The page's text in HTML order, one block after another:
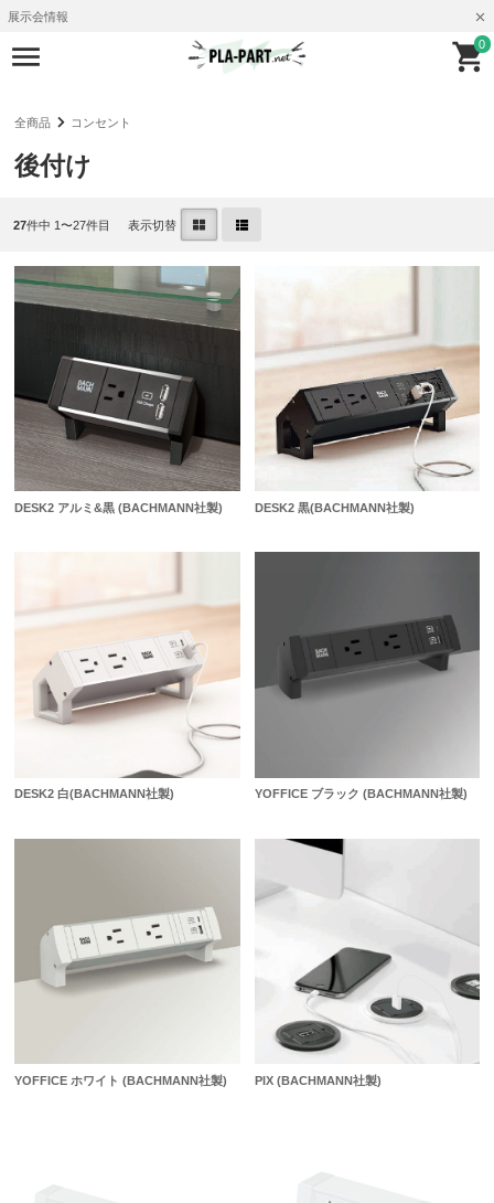
展示会情報
0
全商品 コンセント
後付け
27件中 1〜27件目 表示切替
DESK2 アルミ&黒 (BACHMANN社製) DESK2 黒(BACHMANN社製)
DESK2 白(BACHMANN社製) YOFFICE ブラック (BACHMANN社製)
YOFFICE ホワイト (BACHMANN社製) PIX (BACHMANN社製)